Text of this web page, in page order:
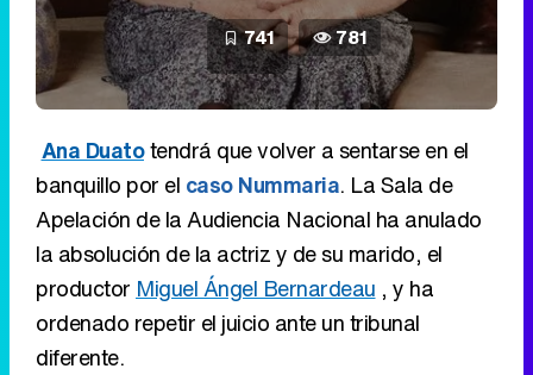
741 781
Ana Duatotendrá que volver a sentarse en el
banquillo por el caso Nummaria. La Sala de
Apelación de la Audiencia Nacional ha anulado
la absolución de la actriz y de su marido, el
productor Miguel Ángel Bernardeau , y ha
ordenado repetir el juicio ante un tribunal
diferente.